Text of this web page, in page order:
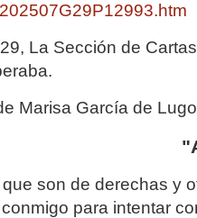
La Sección de
Marisa García de
son de derechas y
para intentar